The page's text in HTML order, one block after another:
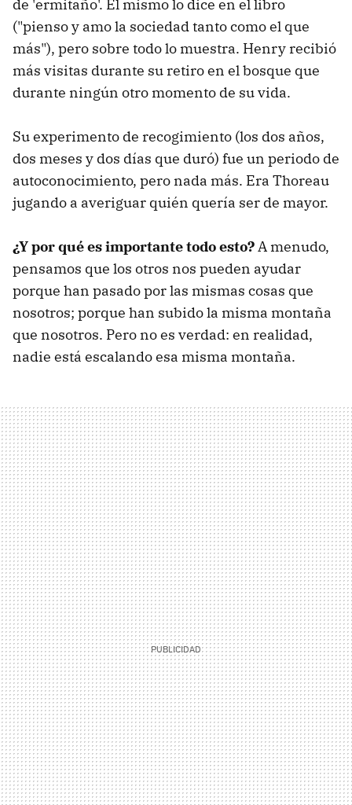
de 'ermitaño'. Él mismo lo dice en el libro
("pienso y amo la sociedad tanto como el que
más"), pero sobre todo lo muestra. Henry recibió
más visitas durante su retiro en el bosque que
durante ningún otro momento de su vida.
Su experimento de recogimiento (los dos años,
dos meses y dos días que duró) fue un periodo de
autoconocimiento, pero nada más. Era Thoreau
jugando a averiguar quién quería ser de mayor.
¿Y por qué es importante todo esto?A menudo,
pensamos que los otros nos pueden ayudar
porque han pasado por las mismas cosas que
nosotros; porque han subido la misma montaña
que nosotros. Pero no es verdad: en realidad,
nadie está escalando esa misma montaña.